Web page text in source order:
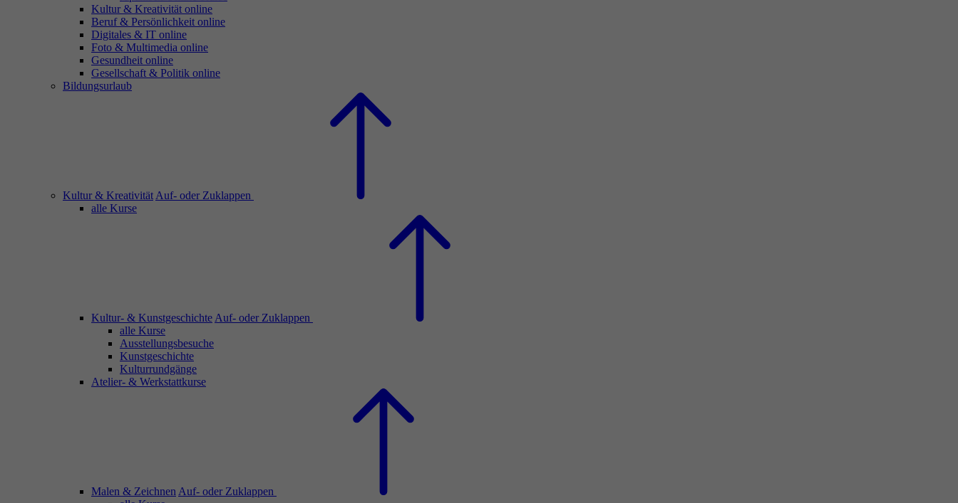
Kultur & Kreativität online
Beruf & Persönlichkeit online
Digitales & IT online
Foto & Multimedia online
Gesundheit online
Gesellschaft & Politik online
Bildungsurlaub
Kultur & Kreativität Auf- oder Zuklappen
alle Kurse
Kultur- & Kunstgeschichte Auf- oder Zuklappen
alle Kurse
Ausstellungsbesuche
Kunstgeschichte
Kulturrundgänge
Atelier- & Werkstattkurse
Malen & Zeichnen Auf- oder Zuklappen